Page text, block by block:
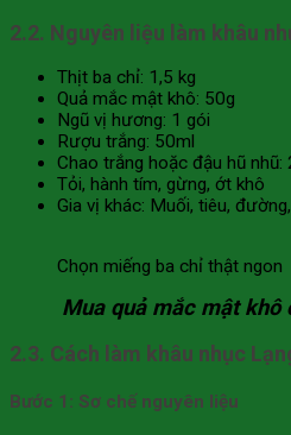
2.2. Nguyên liệu làm khâu
Thịt ba chỉ: 1,5 kg
Quả mắc mật khô: 50g
Ngũ vị hương: 1 gói
Rượu trắng: 50ml
Chao trắng hoặc đậu hũ nhũ:
Tỏi, hành tím, gừng, ớt khô
Gia vị khác: Muối, tiêu,
Chọn miếng ba chỉ thật ngon
Mua quả mắc mật khô
2.3. Cách làm khâu nhục
Bước 1: Sơ chế nguyên liệu